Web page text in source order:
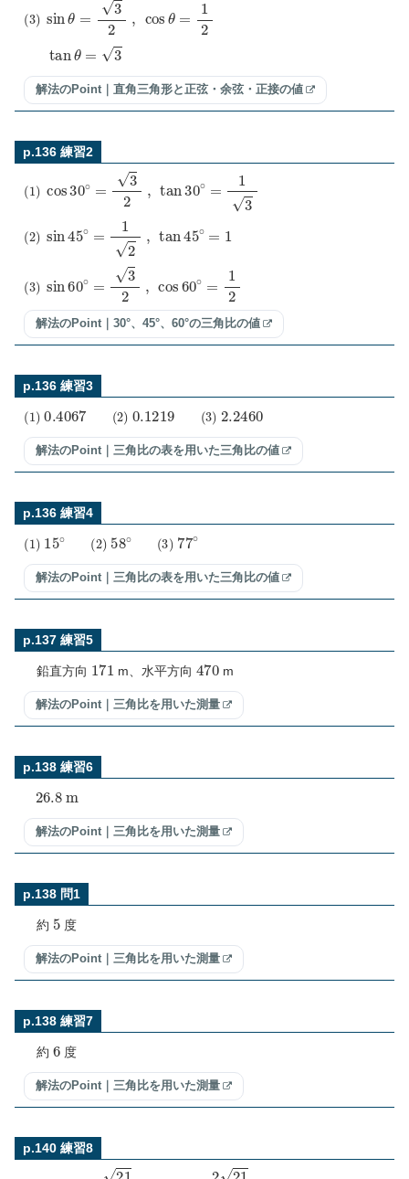
(3) sin θ , cos 2
tan θ=
解法のPoint｜直角三角形と正弦・余弦・正接の値
p.136 練習2
( 1) cos30∘ 2 , 30 =13
(2) sin 45∘ , 45 =1
( 3 sin 60∘ 2 , cos =1
解法のPoint｜30°、45°、60°の三角比の値
p.136 練習3
( 1) 0.4067 (2) 0.1219 (3) 2.2460
解法のPoint｜三角比の表を用いた三角比の値
p.136 練習4
( 1) 15∘ (2) 58∘ (3) 77∘
解法のPoint｜三角比の表を用いた三角比の値
p.137 練習5
鉛直方向 171 m、水平方向 470 m
解法のPoint｜三角比を用いた測量
p.138 練習6
26.8
解法のPoint｜三角比を用いた測量
p.138 問1
約 5 度
解法のPoint｜三角比を用いた測量
p.138 練習7
約 6 度
解法のPoint｜三角比を用いた測量
p.140 練習8